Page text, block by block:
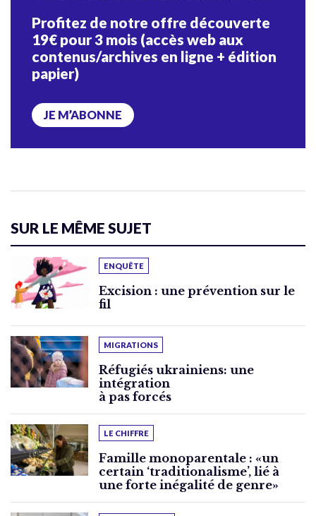
Profitez de notre offre découverte
19€ pour 3 mois (accès web aux
contenus/archives en ligne + édition
papier)
JE M’ABONNE
SUR LE MÊME SUJET
ENQUÊTE
Excision : une prévention sur le
fil
MIGRATIONS
Réfugiés ukrainiens: une
intégration
à pas forcés
LE CHIFFRE
Famille monoparentale : «un
certain ‘traditionalisme’, lié à
une forte inégalité de genre»